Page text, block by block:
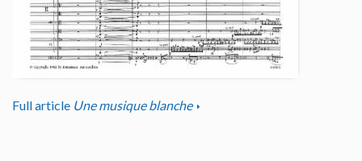
Full article Une musique blanche